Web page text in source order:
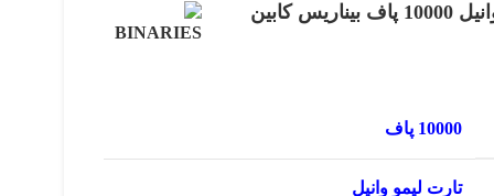
کابین
10000 پاف
تارت لیمو وانیل